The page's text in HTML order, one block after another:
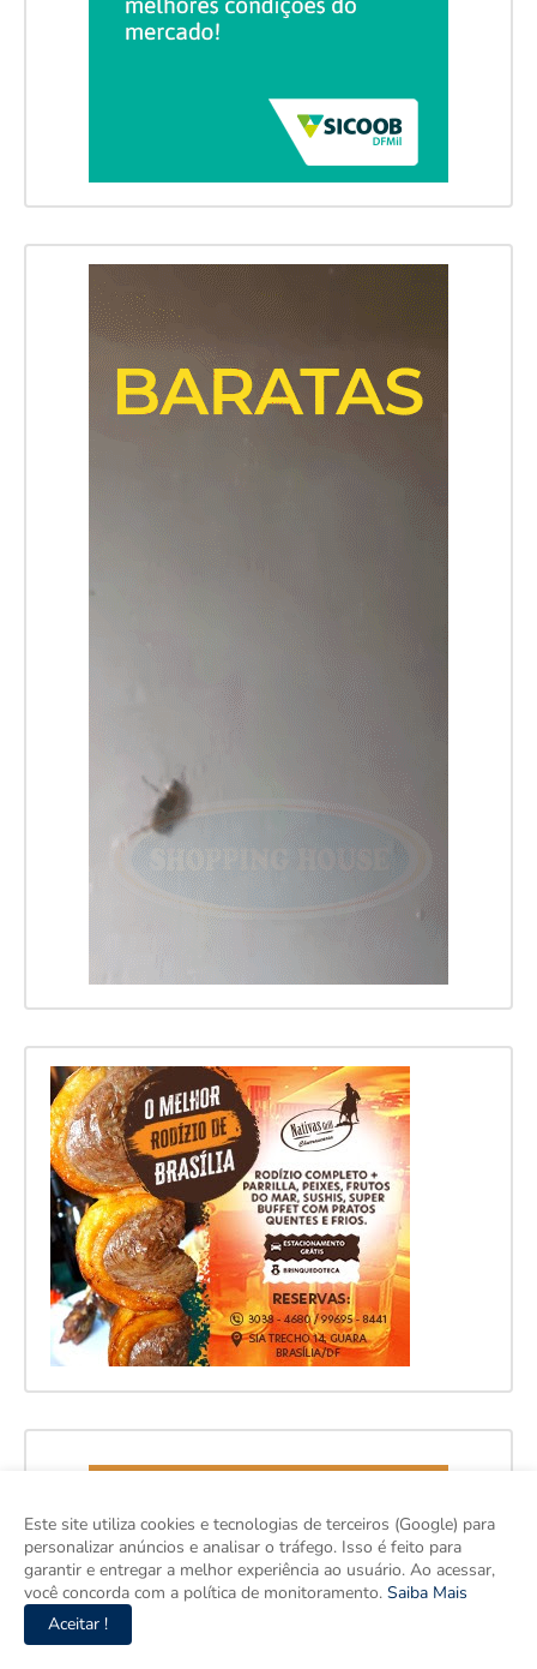
Este site utiliza cookies e tecnologias de terceiros (Google) para
personalizar anúncios e analisar o tráfego. Isso é feito para
garantir e entregar a melhor experiência ao usuário. Ao acessar,
você concorda com a política de monitoramento. Saiba Mais
Aceitar !